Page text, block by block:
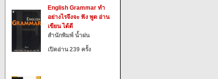
English Grammar ทำ
อย่างไรจึงจะ ฟัง พูด อ่าน
เขียน ได้ดี
สำนักพิมพ์ น้ำฝน
เปิดอ่าน 239 ครั้ง